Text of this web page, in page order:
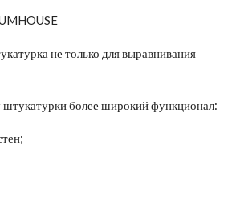
не только для выравнивания
более широкий функционал: